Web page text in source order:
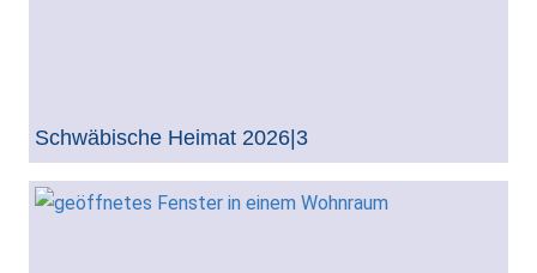
Schwäbische Heimat 2026|3